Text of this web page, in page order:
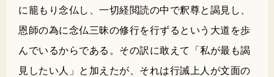
に籠もり念仏し、一切経閲読の中で釈尊と謁見し、
恩師の為に念仏三昧の修行を行ずるという大道を歩
んでいるからである。その訳に敢えて「私が最も謁
見したい人」と加えたが、それは行誡上人が文面の